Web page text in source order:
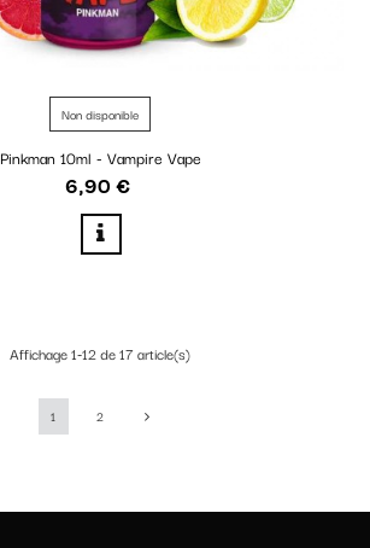
Non disponible
Pinkman 10ml - Vampire Vape
Prix
6,90 €
Affichage 1-12 de 17 article(s)
1 2